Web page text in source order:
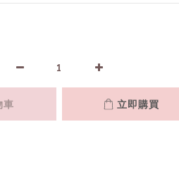
車 立即購買